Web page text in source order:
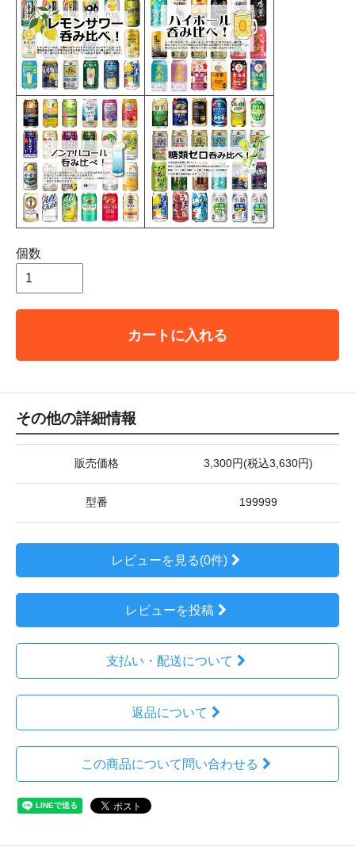
個数
カートに入れる
その他の詳細情報
販売価格 3,300円(税込3,630円)
型番 199999
レビューを見る(0件)
レビューを投稿
支払い・配送について
返品について
この商品について問い合わせる